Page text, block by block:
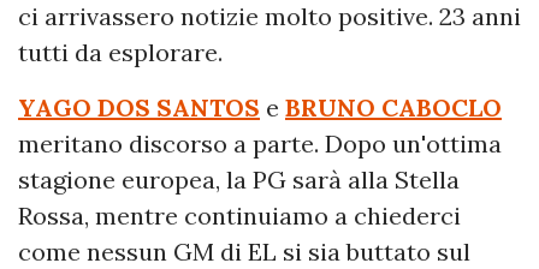
ci arrivassero notizie molto positive. 23 anni
tutti da esplorare.
YAGO DOS SANTOS e BRUNO CABOCLO
meritano discorso a parte. Dopo un'ottima
stagione europea, la PG sarà alla Stella
Rossa, mentre continuiamo a chiederci
come nessun GM di EL si sia buttato sul